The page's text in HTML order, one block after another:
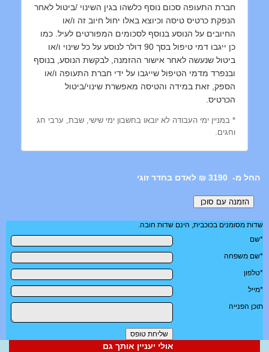
חברת התעופה סכום נוסף כלשהו בגין השינוי /ביטול לאחר
הנפקת כרטיס טיסה וכיוצא באלו יחול חיוב זה ו/או
החיובים על הנוסע בנוסף לסכומים המפורטים לעיל. כמו
כן ייגבו דמי טיפול בסך 90 דולר לנוסע על כל שינוי ו/או
ביטול שנעשה לאחר אישור ההזמנה, לבקשת הנוסע, בנוסף
ובנפרד מדמי הטיפול שייגבו על ידי חברת התעופה ו/או
הספק, זאת במידה והטיסה מאפשרת שינוי/ביטול
הכרטיס.
* במניין ימי העבודה לא יובאו בחשבון ימי שישי, שבת, ערבי חג
וחגים.
3190 ₪ לאדם בחדר זוגי
שדות מסומנים בכוכבית, הינם שדות חובה.
*שם
*שם משפחה
*טלפון
*מייל
תוכן הפנייה
אולי יעניין אותך גם